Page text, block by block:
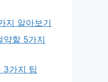
지 알아보기
약할 5가지
3가지 팁